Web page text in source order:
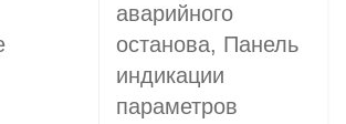
аварийного
останова, Панель
индикации
параметров